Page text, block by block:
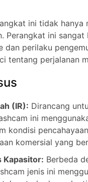
ini tidak
Perangkat ini
dan perilaku
tentang perjalanan
(IR): Dirancang
ini
kondisi
komersial yang
Kapasitor: Berbeda
jenis ini